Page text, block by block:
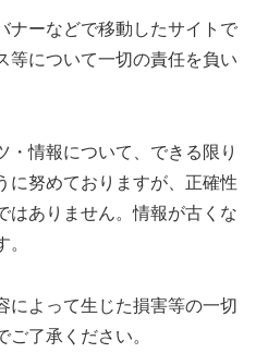
ナーなどで移動したサイトで
等について一切の責任を負い
・情報について、できる限り
に努めておりますが、正確性
はありません。情報が古くな
によって生じた損害等の一切
了承ください。